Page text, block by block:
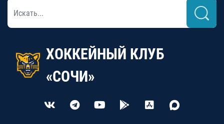
ХОККЕЙНЫЙ КЛУБ
«СОЧИ»